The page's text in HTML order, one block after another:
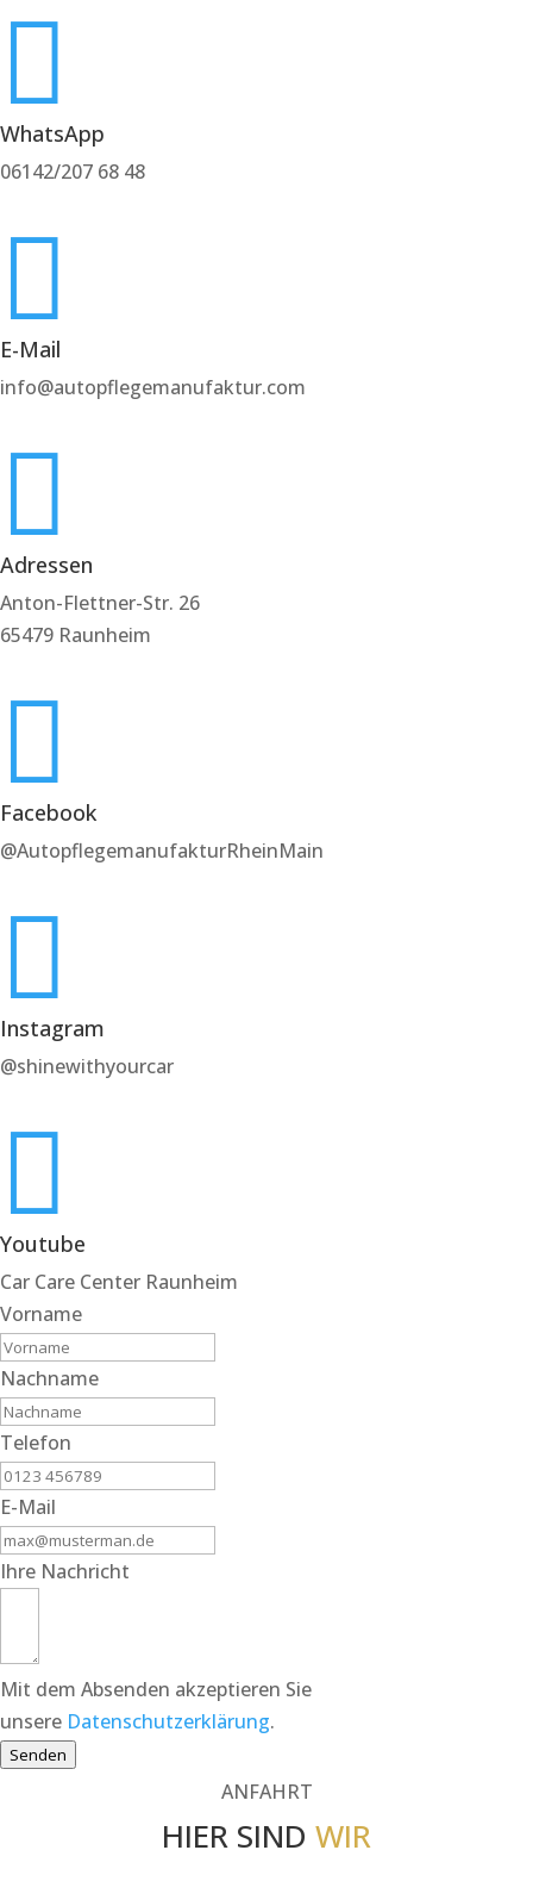

WhatsApp
06142/207 68 48

E-Mail
info@autopflegemanufaktur.com

Adressen
Anton-Flettner-Str. 26
65479 Raunheim

Facebook
@AutopflegemanufakturRheinMain

Instagram
@shinewithyourcar

Youtube
Car Care Center Raunheim
Vorname
Nachname
Telefon
E-Mail
Ihre Nachricht
Mit dem Absenden akzeptieren Sie
unsere Datenschutzerklärung.
Senden
ANFAHRT
HIER SIND WIR